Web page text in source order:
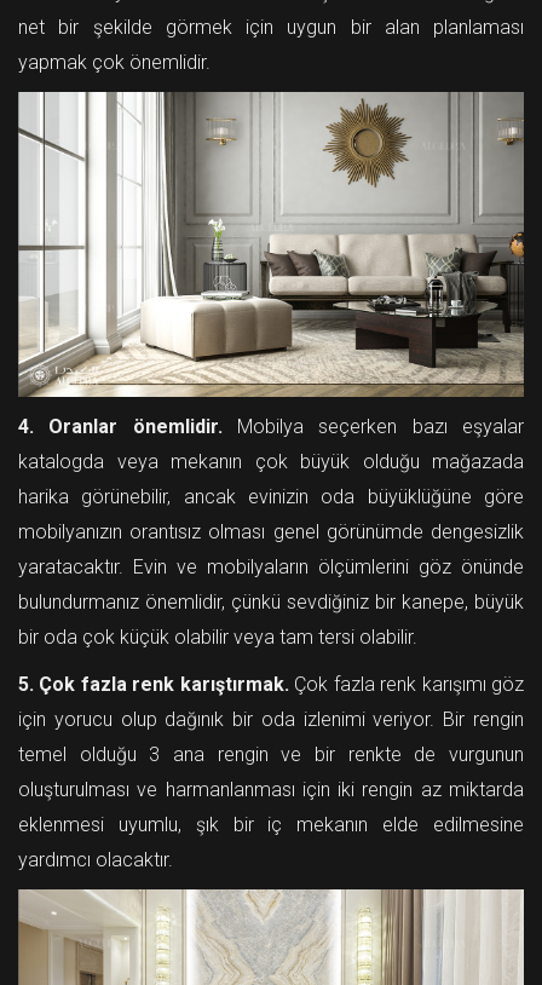
net bir şekilde görmek için uygun bir alan planlaması
yapmak çok önemlidir.
4. Oranlar önemlidir. Mobilya seçerken bazı eşyalar
katalogda veya mekanın çok büyük olduğu mağazada
harika görünebilir, ancak evinizin oda büyüklüğüne göre
mobilyanızın orantısız olması genel görünümde dengesizlik
yaratacaktır. Evin ve mobilyaların ölçümlerini göz önünde
bulundurmanız önemlidir, çünkü sevdiğiniz bir kanepe, büyük
bir oda çok küçük olabilir veya tam tersi olabilir.
5. Çok fazla renk karıştırmak. Çok fazla renk karışımı göz
için yorucu olup dağınık bir oda izlenimi veriyor. Bir rengin
temel olduğu 3 ana rengin ve bir renkte de vurgunun
oluşturulması ve harmanlanması için iki rengin az miktarda
eklenmesi uyumlu, şık bir iç mekanın elde edilmesine
yardımcı olacaktır.